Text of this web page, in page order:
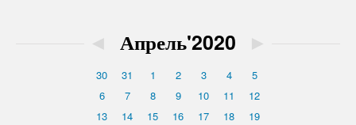
◄ Апрель'2020 ►
30 31 1 2 3 4
5
6
7 8 9 10 11
12
13
14 15 16 17 18
19